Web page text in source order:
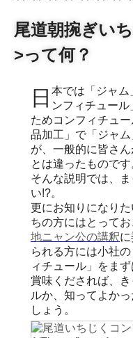
尾道朝捥ぎい
>って何？
日本では「ジャム」には定義がありますが、「コ ンフィチュー
ためコンフィチュ
品加工」で「ジャ
が、一般的に皆さ
とは違ったものです
そんな説明では、
い!?。
更にお知りになり
ちの方にはとって
地ニャン公の講釈
られる方には小社
ィチュール」をま
賞味くだされば、
ルか、知ってよか
しょう。